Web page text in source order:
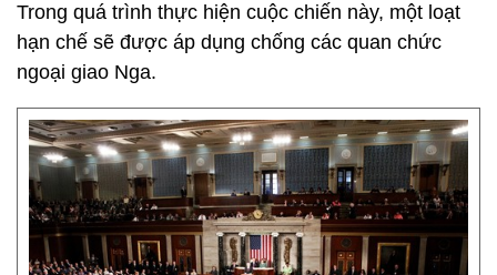
Trong quá trình thực hiện cuộc chiến này, một loạt
hạn chế sẽ được áp dụng chống các quan chức
ngoại giao Nga.